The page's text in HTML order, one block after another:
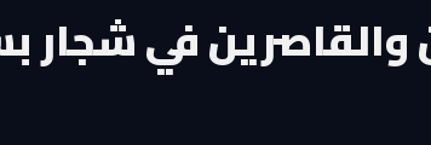
والقاصرين في